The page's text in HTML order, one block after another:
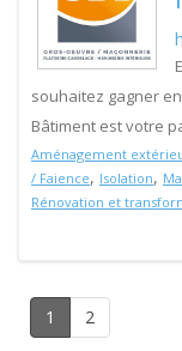
souhaitez gagner
Bâtiment est votre
Aménagement
/ Faience, Isolation,
Rénovation et
1 2